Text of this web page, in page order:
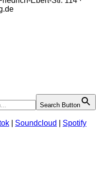
Search Button
Soundcloud Spotify